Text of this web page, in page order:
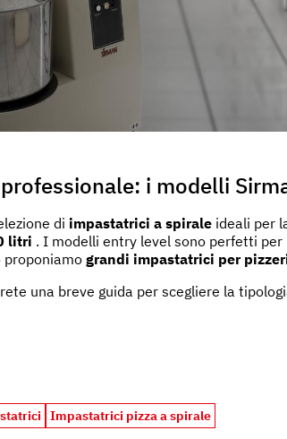
i modelli
di impastatrici a spiraleideali per
litri . I modelli entry level sono perfetti per
proponiamo grandi impastatrici per
una breve guida per scegliere la
Impastatrici pizza a spirale